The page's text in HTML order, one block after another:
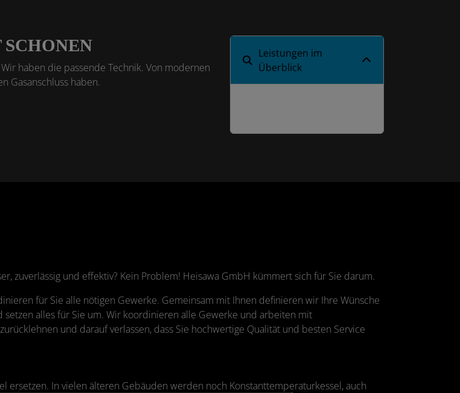
haben die passende Technik. Von modernen
Gasanschluss haben.
Leistungen im
Überblick
zuverlässig und effektiv? Kein Problem! Heisawa GmbH kümmert sich für Sie darum.
für Sie alle nötigen Gewerke. Gemeinsam mit Ihnen definieren wir Ihre Wünsche
alles für Sie um. Wir koordinieren alle Gewerke und arbeiten mit
und darauf verlassen, dass Sie hochwertige Qualität und besten Service
ersetzen. In vielen älteren Gebäuden werden noch Konstanttemperaturkessel, auch